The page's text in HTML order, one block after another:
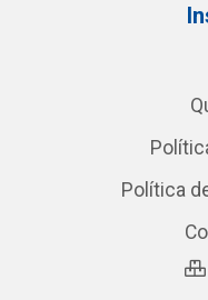
Política